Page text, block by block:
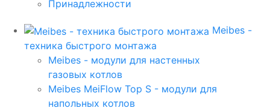
Принадлежности
Meibes -
техника быстрого монтажа
Meibes - модули для настенных
газовых котлов
Meibes MeiFlow Top S - модули для
напольных котлов